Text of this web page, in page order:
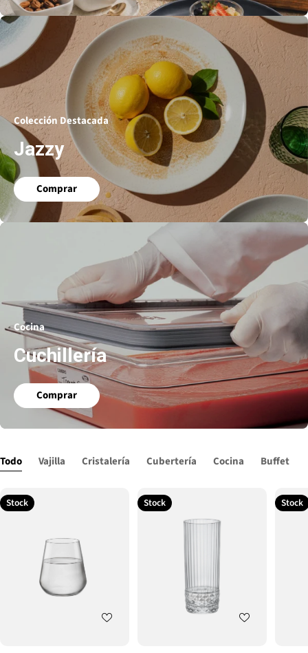
Colección Destacada
Jazzy
Comprar
Cocina
Cuchillería
Comprar
Todo Vajilla Cristalería Cubertería Cocina Buffet
Stock Stock Stock